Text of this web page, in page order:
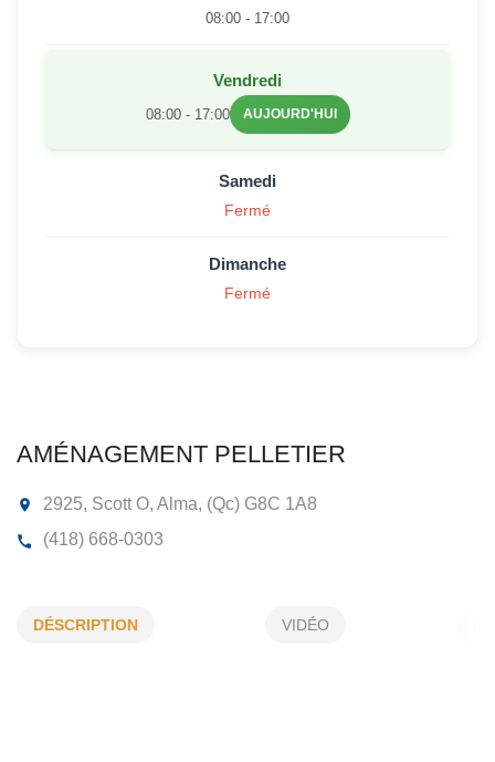
AMÉNAGEMENT PELLETIER
DÉSCRIPTION VIDÉO
08:00 - 17:00
Vendredi
08:00 - 17:00 AUJOURD'HUI
Samedi
Fermé
Dimanche
Fermé